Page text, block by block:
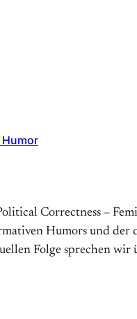
Humor
Correctness –
Humors und der
Folge sprechen